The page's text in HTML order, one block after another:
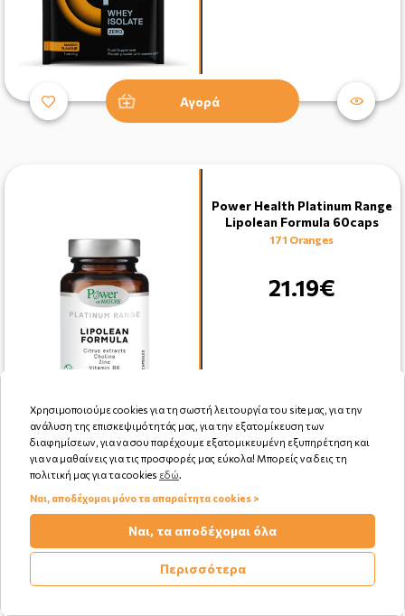
Αγορά
Power Health Platinum Range
Lipolean Formula 60caps
171 Oranges
21.19€
Αγορά
Power Health Platinum Range
Berberine 500mg 30caps
Χρησιμοποιούμε cookies για τη σωστή λειτουργία του site μας, για την
ανάλυση της επισκεψιμότητάς μας, για την εξατομίκευση των
διαφημίσεων, για να σου παρέχουμε εξατομικευμένη εξυπηρέτηση και
για να μαθαίνεις για τις προσφορές μας εύκολα! Μπορείς να δεις τη
πολιτική μας για τα cookies εδώ.
Ναι, αποδέχομαι μόνο τα απαραίτητα cookies >
Ναι, τα αποδέχομαι όλα
Περισσότερα